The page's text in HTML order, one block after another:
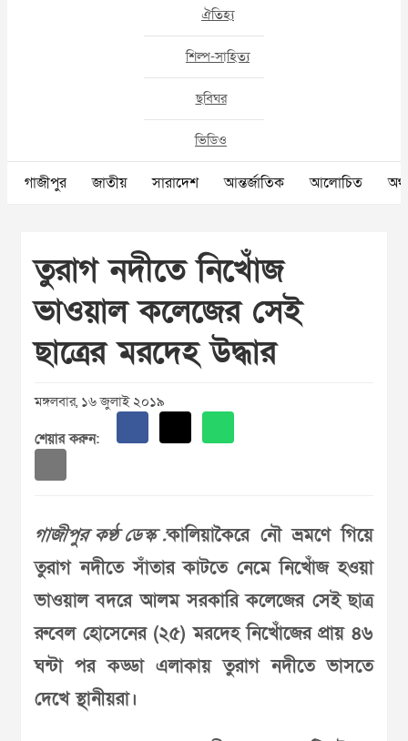
ঐতিহ্য
শিল্প-সাহিত্য
ছবিঘর
ভিডিও
গাজীপুর জাতীয় সারাদেশ আন্তর্জাতিক আলোচিত
তুরাগ নদীতে নিখোঁজ
ভাওয়াল কলেজের সেই
ছাত্রের মরদেহ উদ্ধার
মঙ্গলবার, ১৬ জুলাই ২০১৯
শেয়ার করুন:
গাজীপুর কণ্ঠ ডেস্ক :কালিয়াকৈরে নৌ ভ্রমণে গিয়ে
তুরাগ নদীতে সাঁতার কাটতে নেমে নিখোঁজ হওয়া
ভাওয়াল বদরে আলম সরকারি কলেজের সেই ছাত্র
রুবেল হোসেনের (২৫) মরদেহ নিখোঁজের প্রায় ৪৬
ঘন্টা পর কড্ডা এলাকায় তুরাগ নদীতে ভাসতে
দেখে স্থানীয়রা।